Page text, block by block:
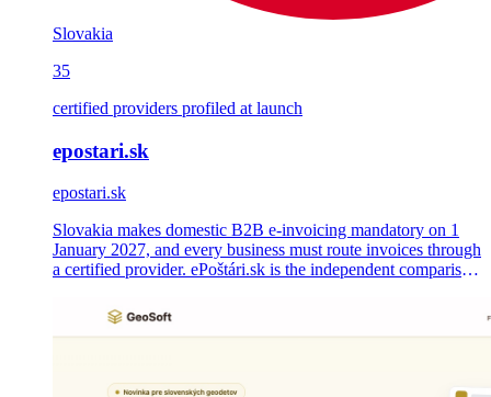
Slovakia
35
certified providers profiled at launch
epostari.sk
epostari.sk
Slovakia makes domestic B2B e-invoicing mandatory on 1
January 2027, and every business must route invoices through
a certified provider. ePoštári.sk is the independent comparison
editorial provider profiles and a 60-page guide hub.